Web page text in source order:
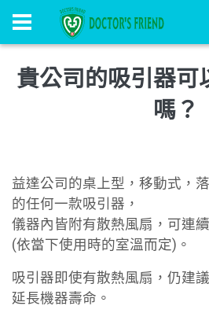
貴公司的吸引器可
嗎？
益達公司的桌上型，移動式，
的任何一款吸引器，
儀器內皆附有散熱風扇，可連
(依當下使用時的室溫而定)。
吸引器即使有散熱風扇，仍建
延長機器壽命。